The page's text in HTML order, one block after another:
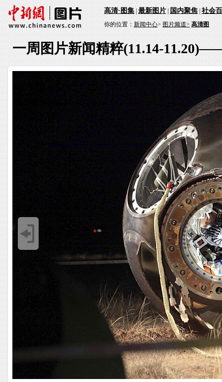
高清·图集|最新图片|国内聚焦|社会
你的位置：新闻中心>图片频道> 高清图
一周图片新闻精粹(11.14-